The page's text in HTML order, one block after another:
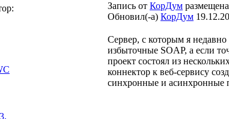
Запись от КорДум
Обновил(-а) КорДум
Сервер, с которым я
избыточные SOAP, а если
проект состоял из
коннектор к веб-сервису
синхронные и асинхронные